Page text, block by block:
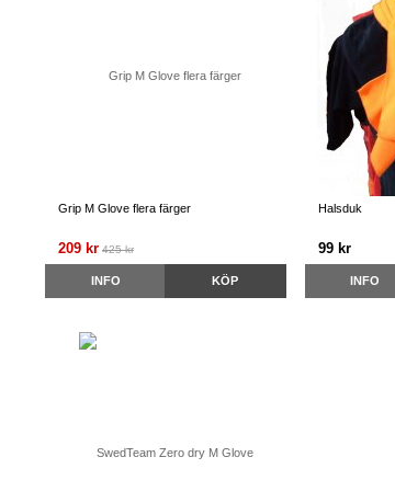
Grip M Glove flera färger
209 kr 425 kr
INFO KÖP
Halsduk
99 kr
INFO